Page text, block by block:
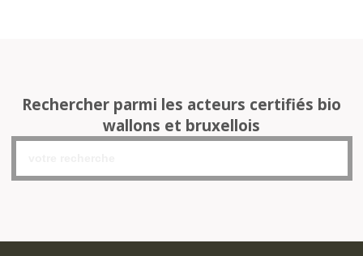
Rechercher parmi les acteurs certifiés bio
wallons et bruxellois